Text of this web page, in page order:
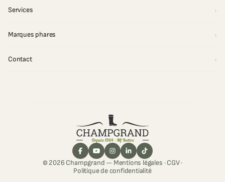
Services
Marques phares
Contact
© 2026 Champgrand — Mentions légales ·CGV·
Politique de confidentialité